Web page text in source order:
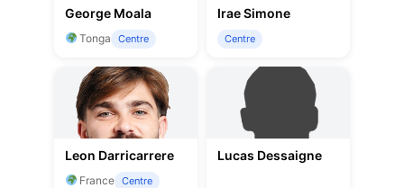
George Moala
Tonga Centre
Irae Simone
Centre
Leon Darricarrere
France Centre
Lucas Dessaigne